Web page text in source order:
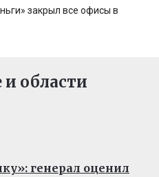
закрыл все офисы в
и области
генерал оценил